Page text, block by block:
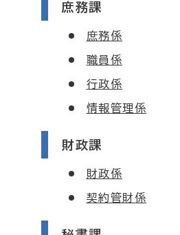
庶務課
庶務係
職員係
行政係
情報管理係
財政課
財政係
契約管財係